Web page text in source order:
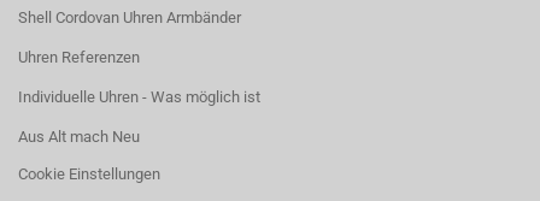
Shell Cordovan Uhren Armbänder
Uhren Referenzen
Individuelle Uhren - Was möglich ist
Aus Alt mach Neu
Cookie Einstellungen